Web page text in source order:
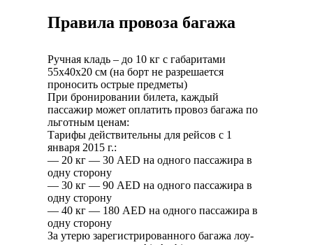
Правила провоза багажа
Ручная кладь – до 10 кг с габаритами
55х40х20 см (на борт не разрешается
проносить острые предметы)
При бронировании билета, каждый
пассажир может оплатить провоз багажа по
льготным ценам:
Тарифы действительны для рейсов с 1
января 2015 г.:
— 20 кг — 30 AED на одного пассажира в
одну сторону
— 30 кг — 90 AED на одного пассажира в
одну сторону
— 40 кг — 180 AED на одного пассажира в
одну сторону
За утерю зарегистрированного багажа лоу-